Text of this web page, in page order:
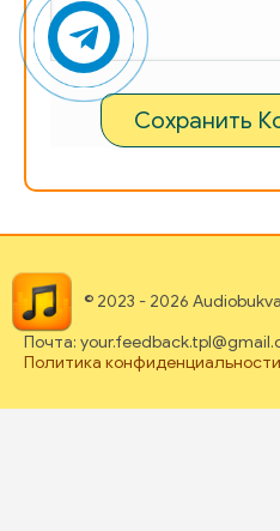
Сохранить
© 2023 - 2026
Почта:
Политика конфиденциальности